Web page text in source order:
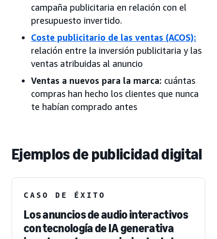
campaña publicitaria en relación con el
presupuesto invertido.
Coste publicitario de las ventas (ACOS):
relación entre la inversión publicitaria y las
ventas atribuidas al anuncio
Ventas a nuevos para la marca: cuántas
compras han hecho los clientes que nunca
te habían comprado antes
Ejemplos de publicidad digital
CASO DE ÉXITO
Los anuncios de audio interactivos
con tecnología de IA generativa